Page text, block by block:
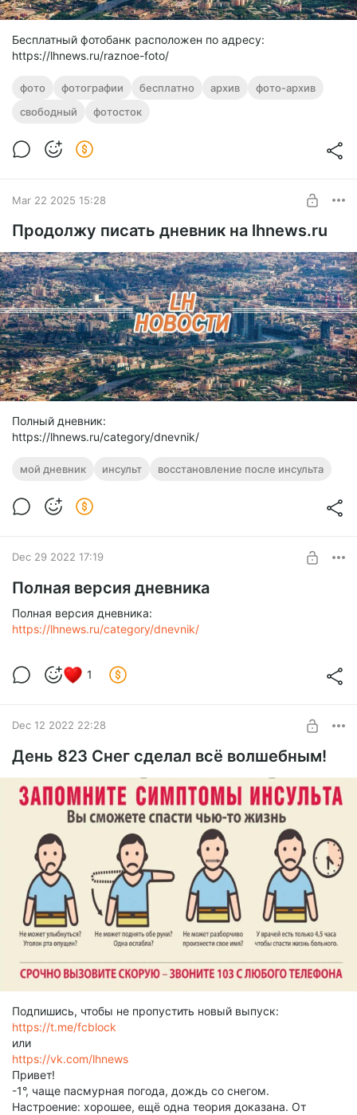
Бесплатный фотобанк расположен по адресу:
https://lhnews.ru/raznoe-foto/
фото фотографии бесплатно архив
фото-архив
свободный
фотосток
Mar 22 2025 15:28
Продолжу писать дневник на lhnews.ru
Полный дневник:
https://lhnews.ru/category/dnevnik/
мой дневник инсульт восстановление после инсульта
Dec 29 2022 17:19
Полная версия дневника
Полная версия дневника:
https://lhnews.ru/category/dnevnik/
1
Dec 12 2022 22:28
День 823 Снег сделал всё волшебным!
Подпишись, чтобы не пропустить новый выпуск:
https://t.me/fcblock
или
https://vk.com/lhnews
Привет!
-1°, чаще пасмурная погода, дождь со снегом.
Настроение: хорошее, ещё одна теория доказана. От